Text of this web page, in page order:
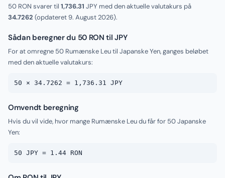
50 RON svarer til 1,736.31 JPY med den aktuelle valutakurs på
34.7262 (opdateret9. August 2026).
Sådan beregner du 50 RON til JPY
For at omregne 50 Rumænske Leu til Japanske Yen, ganges beløbet
med den aktuelle valutakurs:
50 × 34.7262 = 1,736.31 JPY
Omvendt beregning
Hvis du vil vide, hvor mange Rumænske Leu du får for 50 Japanske
Yen:
50 JPY = 1.44 RON